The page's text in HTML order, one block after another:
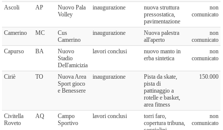
Ascoli AP
Nuovo Pala
Volley
inaugurazione
nuova struttura
pressostatica,
pavimentazione
non
comunicato
Camerino MC
Cus
Camerino
inaugurazione
Nuova palestra
all'aperto
non
comunicato
Capurso
BA
Nuovo
Stadio
Dell'amicizia
lavori conclusi
nuovo manto in
erba sintetica
non
comunicato
Ciriè TO
Nuova Area
Sport gioco
e Benessere
inaugurazione
Pista da skate,
pista di
pattinaggio a
rotelle e basket,
area fitness
150.000
Civitella
Roveto
AQ
Campo
Sportivo
lavori conclusi
torri faro,
copertura tribuna,
non
comunicato